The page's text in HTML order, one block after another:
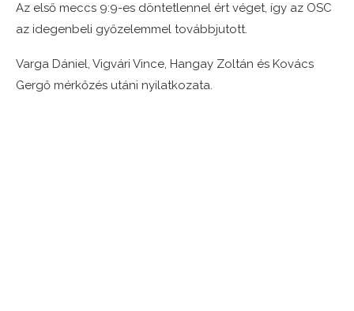
Az első meccs 9:9-es döntetlennel ért véget, így az OSC
az idegenbeli győzelemmel továbbjutott.
Varga Dániel, Vigvári Vince, Hangay Zoltán és Kovács
Gergő mérkőzés utáni nyilatkozata.